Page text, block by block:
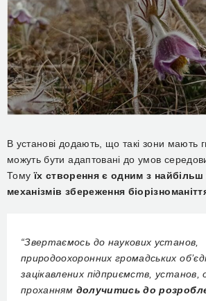
В установі додають, що такі зони мають
можуть бути адаптовані до умов
Томуїх створення є одним з
механізмів збереження
“Звертаємось до наукових установ,
природоохоронних громадських
зацікавлених підприємств, установ,
проханням долучитись до